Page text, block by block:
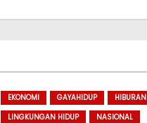
EKONOMI GAYAHIDUP
HIBURAN
LINGKUNGAN HIDUP
NASIONAL